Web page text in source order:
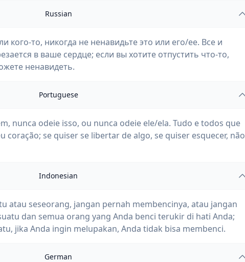
Russian
кого-то, никогда не ненавидьте это или его/ее. Все и
в ваше сердце; если вы хотите отпустить что-то,
ненавидеть.
Portuguese
nunca odeie isso, ou nunca odeie ele/ela. Tudo e todos que
coração; se quiser se libertar de algo, se quiser esquecer, não
Indonesian
atau seseorang, jangan pernah membencinya, atau jangan
dan semua orang yang Anda benci terukir di hati Anda;
jika Anda ingin melupakan, Anda tidak bisa membenci.
German